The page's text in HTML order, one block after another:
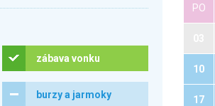
zábava vonku
burzy a jarmoky
PO
10
17